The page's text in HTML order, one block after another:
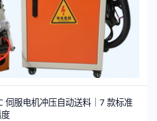
伺服电机冲压自动送料｜7 款标准